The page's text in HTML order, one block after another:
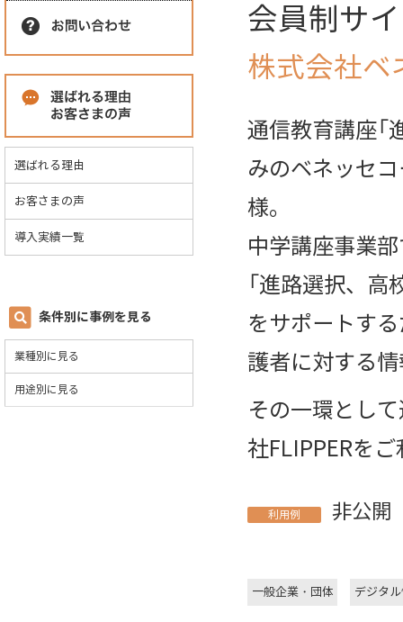
会員制サ
株式会社ベ
通信教育講座「
みのベネッセ
様。
中学講座事業
「進路選択、高
をサポートす
護者に対する
その一環とし
社FLIPPERを
利用例 非公開
一般企業・団体 デジタ
選ばれる理由
お客さまの声
導入実績一覧
条件別に事例を見る
業種別に見る
用途別に見る